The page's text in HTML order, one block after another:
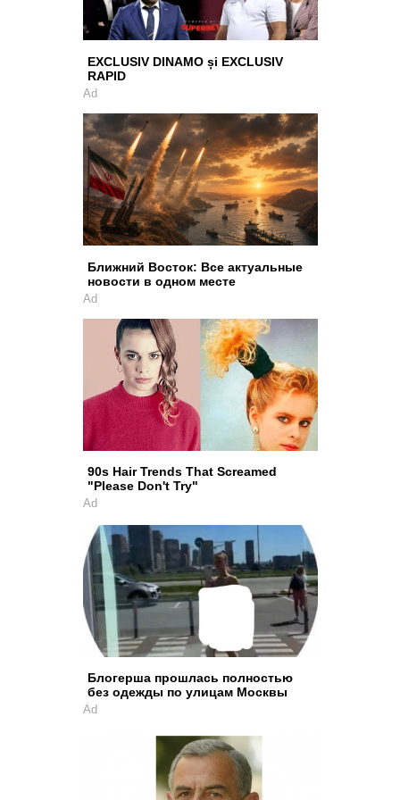
EXCLUSIV DINAMO și EXCLUSIV
RAPID
Ad
Ближний Восток: Все актуальные
новости в одном месте
Ad
90s Hair Trends That Screamed
"Please Don't Try"
Ad
Блогерша прошлась полностью
без одежды по улицам Москвы
Ad